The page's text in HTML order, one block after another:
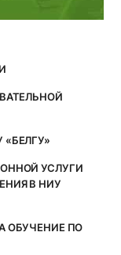
УСЛУГИ
В НИУ
ОБУЧЕНИЕ ПО